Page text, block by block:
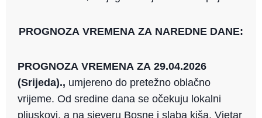
PROGNOZA VREMENA ZA NAREDNE DANE:
PROGNOZA VREMENA ZA 29.04.2026
(Srijeda)., umjereno do pretežno oblačno
vrijeme. Od sredine dana se očekuju lokalni
pljuskovi, a na sjeveru Bosne i slaba kiša. Vjetar